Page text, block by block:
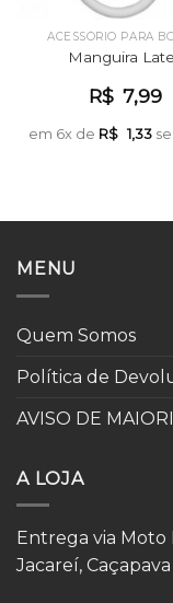
ACESSÓRIO PARA
Manguira
R$ 7,99
em 6x de R$ 1,33
MENU
Quem Somos
Política de
AVISO DE
A LOJA
Entrega via Moto
Jacareí,